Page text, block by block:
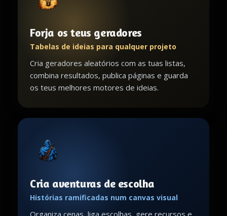
Forja os teus geradores
Tabelas de ideias para qualquer projeto
Cria geradores aleatórios com as tuas listas,
combina resultados, publica páginas e guarda
os teus melhores motores de ideias.
Cria aventuras de escolha
Histórias ramificadas num canvas visual
Organiza cenas, liga escolhas, gere recursos e